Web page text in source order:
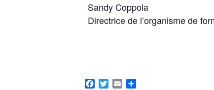
Sandy Coppola
Directrice de l’organisme de
Facebook
TwitterEmail